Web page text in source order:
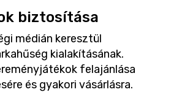
biztosítása
médián keresztül
kialakításának.
felajánlása
és gyakori vásárlásra.